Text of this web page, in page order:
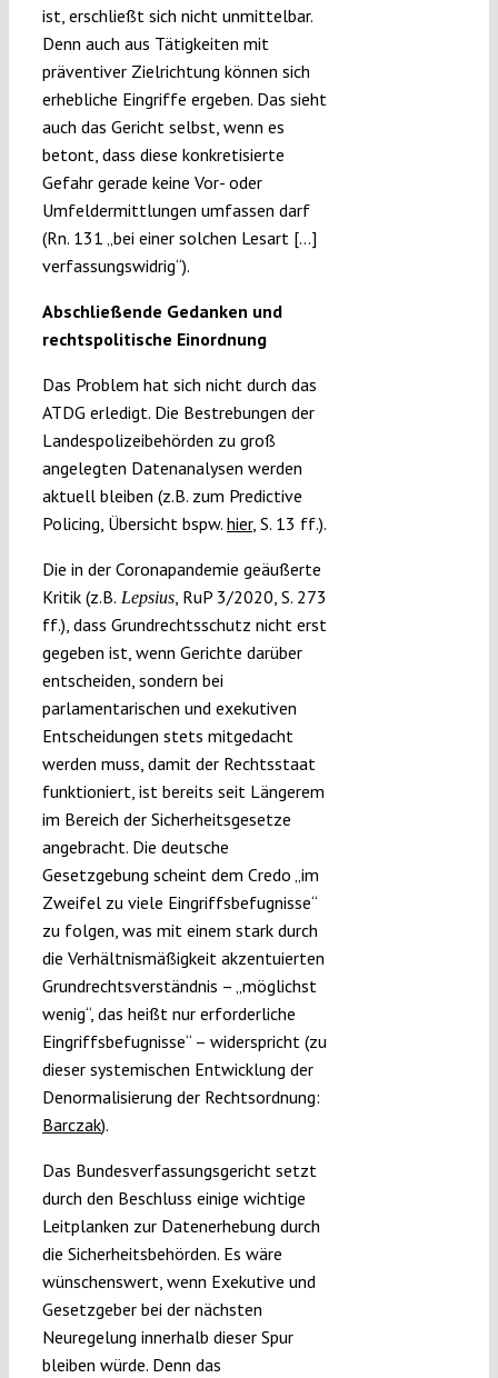
ist, erschließt sich nicht unmittelbar.
Denn auch aus Tätigkeiten mit
präventiver Zielrichtung können sich
erhebliche Eingriffe ergeben. Das sieht
auch das Gericht selbst, wenn es
betont, dass diese konkretisierte
Gefahr gerade keine Vor- oder
Umfeldermittlungen umfassen darf
(Rn. 131 „bei einer solchen Lesart […]
verfassungswidrig“).
Abschließende Gedanken und
rechtspolitische Einordnung
Das Problem hat sich nicht durch das
ATDG erledigt. Die Bestrebungen der
Landespolizeibehörden zu groß
angelegten Datenanalysen werden
aktuell bleiben (z.B. zum Predictive
Policing, Übersicht bspw. hier, S. 13 ff.).
Die in der Coronapandemie geäußerte
Kritik (z.B. Lepsius, RuP 3/2020, S. 273
ff.), dass Grundrechtsschutz nicht erst
gegeben ist, wenn Gerichte darüber
entscheiden, sondern bei
parlamentarischen und exekutiven
Entscheidungen stets mitgedacht
werden muss, damit der Rechtsstaat
funktioniert, ist bereits seit Längerem
im Bereich der Sicherheitsgesetze
angebracht. Die deutsche
Gesetzgebung scheint dem Credo „im
Zweifel zu viele Eingriffsbefugnisse“
zu folgen, was mit einem stark durch
die Verhältnismäßigkeit akzentuierten
Grundrechtsverständnis – „möglichst
wenig“, das heißt nur erforderliche
Eingriffsbefugnisse“ – widerspricht (zu
dieser systemischen Entwicklung der
Denormalisierung der Rechtsordnung:
Barczak).
Das Bundesverfassungsgericht setzt
durch den Beschluss einige wichtige
Leitplanken zur Datenerhebung durch
die Sicherheitsbehörden. Es wäre
wünschenswert, wenn Exekutive und
Gesetzgeber bei der nächsten
Neuregelung innerhalb dieser Spur
bleiben würde. Denn das